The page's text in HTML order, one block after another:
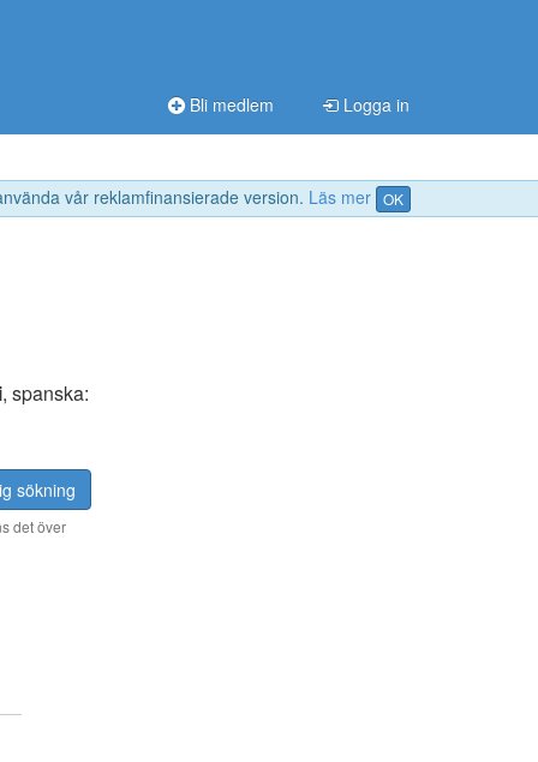
vår reklamfinansierade version. Läs mer OK
Bli medlem Logga in
, spanska:
sökning
det över